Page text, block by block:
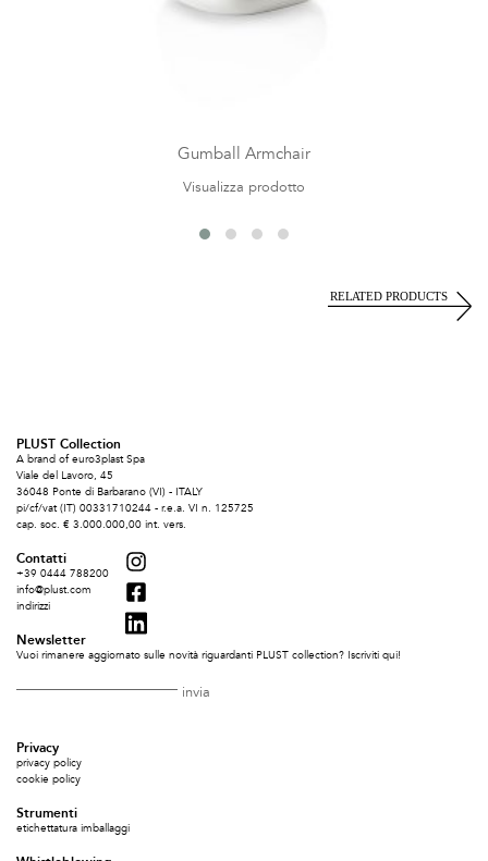
Gumball Armchair
Visualizza prodotto
PLUST Collection
A brand of euro3plast Spa
Viale del Lavoro, 45
36048 Ponte di Barbarano (VI) - ITALY
pi/cf/vat (IT) 00331710244 - r.e.a. VI n. 125725
cap. soc. € 3.000.000,00 int. vers.
Contatti
+39 0444 788200
info@plust.com
indirizzi
Newsletter
Vuoi rimanere aggiornato sulle novità riguardanti PLUST collection? Iscriviti qui!
Privacy
privacy policy
cookie policy
Strumenti
etichettatura imballaggi